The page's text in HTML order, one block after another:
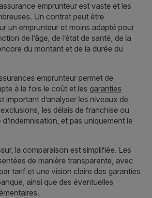
emprunteur est vaste et les
Un contrat peut être
un emprunteur et moins adapté pour
de l’âge, de l’état de santé, de la
du montant et de la durée du
emprunteur permet de
à la fois le coût et les garanties
important d’analyser les niveaux de
les délais de franchise ou
et pas uniquement le
la comparaison est simplifiée. Les
de manière transparente, avec
tarif et une vision claire des garanties
ainsi que des éventuelles